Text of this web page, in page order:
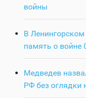
войны
В
память о войне
Медведев
РФ без оглядки